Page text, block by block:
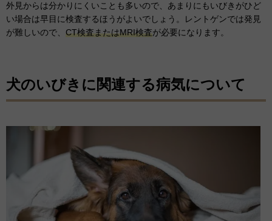
外見からは分かりにくいことも多いので、あまりにもいびきがひど
い場合は早目に検査するほうがよいでしょう。レントゲンでは発見
が難しいので、 CT検査またはMRI検査が必要になります。
犬のいびきに関連する病気について